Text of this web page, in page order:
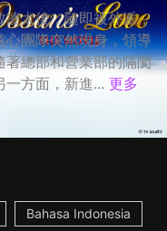
凌太後，隨即被外派，
心團隊突然現身，領導
著總部和營業部的隔閡
一方面，新進... 更多
Bahasa Indonesia